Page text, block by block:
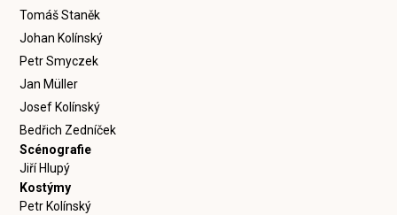
Tomáš Staněk
Johan Kolínský
Petr Smyczek
Jan Müller
Josef Kolínský
Bedřich Zedníček
Scénografie
Jiří Hlupý
Kostýmy
Petr Kolínský